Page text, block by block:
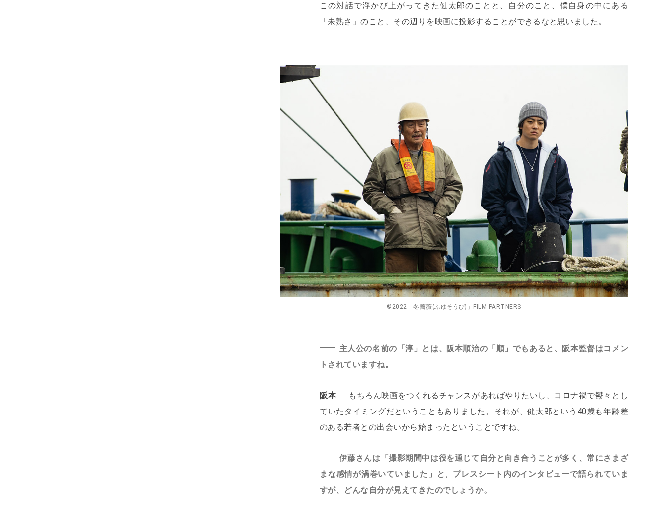
この対話で浮かび上がってきた健太郎のことと、自分のこと、僕自身の中にある
「未熟さ」のこと、その辺りを映画に投影することができるなと思いました。
©2022「冬薔薇(ふゆそうび)」FILM PARTNERS
主人公の名前の「淳」とは、阪本順治の「順」でもあると、阪本監督はコメン
トされていますね。
阪本
もちろん映画をつくれるチャンスがあればやりたいし、コロナ禍で鬱々とし
ていたタイミングだということもありました。それが、健太郎という40歳も年齢差
のある若者との出会いから始まったということですね。
伊藤さんは「撮影期間中は役を通じて自分と向き合うことが多く、常にさまざ
まな感情が渦巻いていました」と、プレスシート内のインタビューで語られていま
すが、どんな自分が見えてきたのでしょうか。